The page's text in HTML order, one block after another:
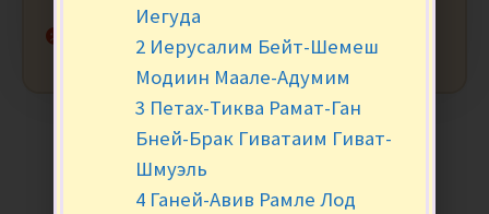
Нет в наличии
Иегуда
2 Иерусалим Бейт-Шемеш
Модиин Маале-Адумим
3 Петах-Тиква Рамат-Ган
Бней-Брак Гиватаим Гиват-
Шмуэль
4 Ганей-Авив Рамле Лод